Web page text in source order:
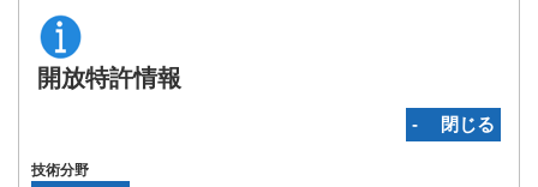
開放特許情報
‐ 閉じる
技術分野